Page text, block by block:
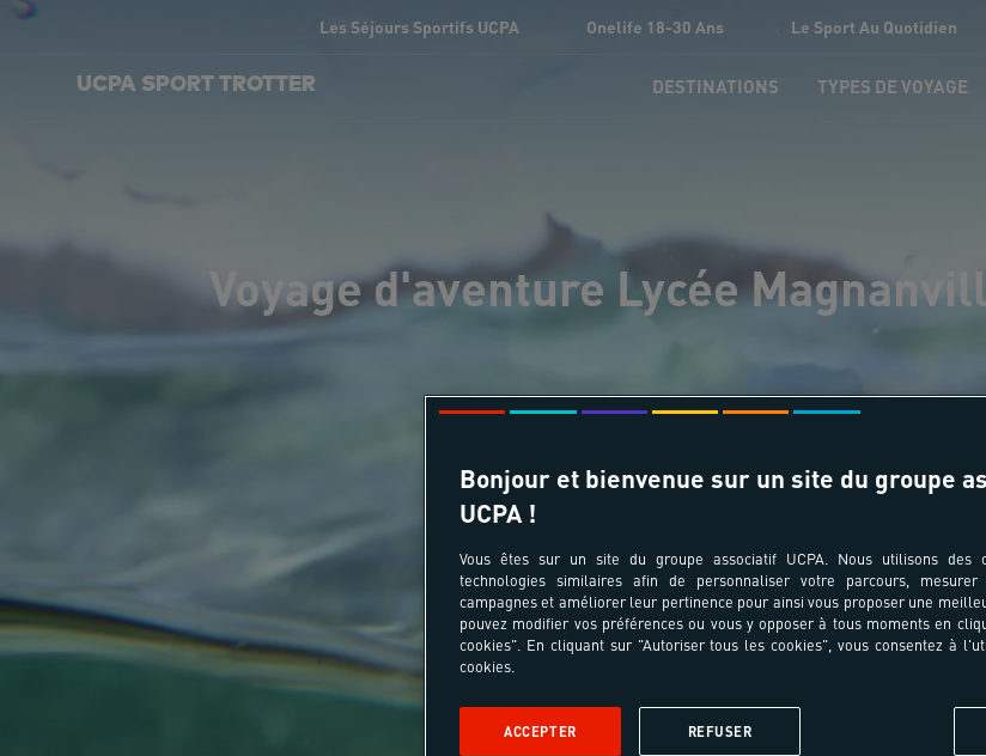
Les Séjours Sportifs UCPA Onelife 18-30 Ans Le Sport Au Quotidien
UCPA SPORT TROTTER DESTINATIONS TYPES DE VOYAGE
Voyage d'aventure Lycée
Bonjour et bienvenue sur un site du groupe
UCPA !
Vous êtes sur un site du groupe associatif UCPA. Nous utilisons des
technologies similaires afin de personnaliser votre parcours,
campagnes et améliorer leur pertinence pour ainsi vous proposer une
pouvez modifier vos préférences ou vous y opposer à tous moments en
cookies". En cliquant sur "Autoriser tous les cookies", vous consentez à
cookies.
REFUSER
ACCEPTER